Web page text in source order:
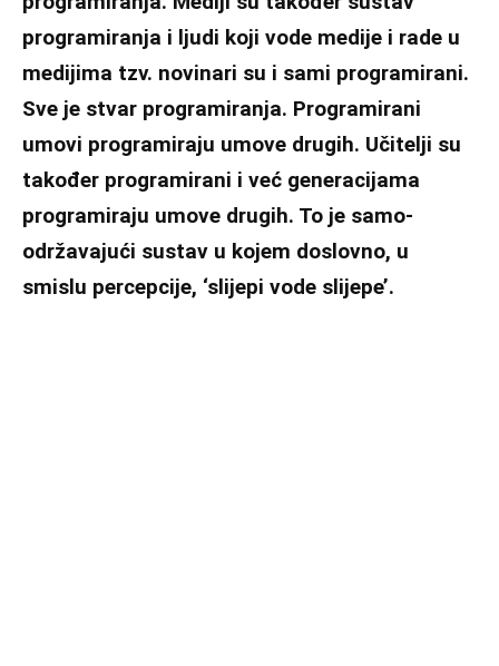
programiranja i ljudi koji vode medije i rade u
medijima tzv. novinari su i sami programirani.
Sve je stvar programiranja. Programirani
umovi programiraju umove drugih. Učitelji su
također programirani i već generacijama
programiraju umove drugih. To je samo-
održavajući sustav u kojem doslovno, u
smislu percepcije, ‘slijepi vode slijepe’.